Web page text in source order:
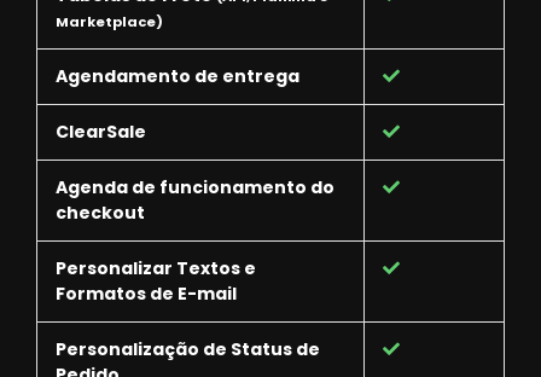
Marketplace)
Agendamento de entrega
ClearSale
Agenda de funcionamento do
checkout
Personalizar Textos e
Formatos de E-mail
Personalização de Status de